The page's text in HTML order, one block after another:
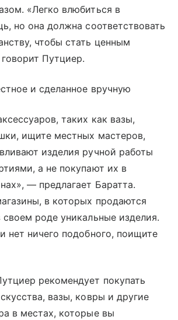
«Легко влюбиться в
но она должна соответствовать
чтобы стать ценным
Путциер.
и сделанное вручную
таких как вазы,
ищите местных мастеров,
изделия ручной работы
а не покупают их в
— предлагает Баратта.
в которых продаются
роде уникальные изделия.
нет ничего подобного, поищите
рекомендует покупать
вазы, ковры и другие
в местах, которые вы